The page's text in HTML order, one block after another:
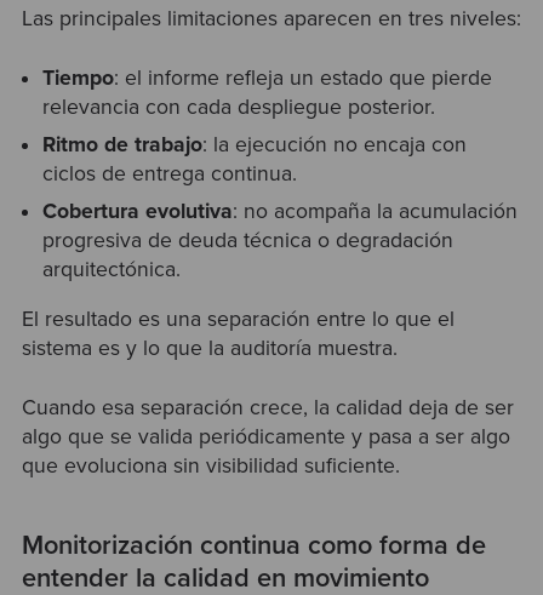
Las principales limitaciones aparecen en tres niveles:
Tiempo: el informe refleja un estado que pierde
relevancia con cada despliegue posterior.
Ritmo de trabajo: la ejecución no encaja con
ciclos de entrega continua.
Cobertura evolutiva: no acompaña la acumulación
progresiva de deuda técnica o degradación
arquitectónica.
El resultado es una separación entre lo que el
sistema es y lo que la auditoría muestra.
Cuando esa separación crece, la calidad deja de ser
algo que se valida periódicamente y pasa a ser algo
que evoluciona sin visibilidad suficiente.
Monitorización continua como forma de
entender la calidad en movimiento